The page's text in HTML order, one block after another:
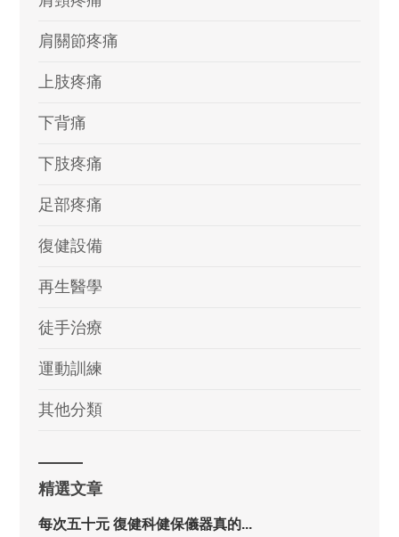
肩關節疼痛
上肢疼痛
下背痛
下肢疼痛
足部疼痛
復健設備
再生醫學
徒手治療
運動訓練
其他分類
精選文章
每次五十元 復健科健保儀器真的...